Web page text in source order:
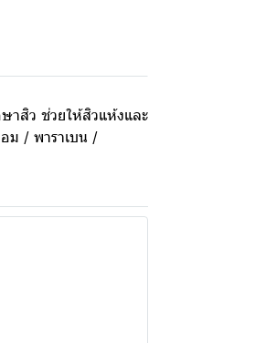
าสิว ช่วยให้สิวแห้งและ
ม / พาราเบน /